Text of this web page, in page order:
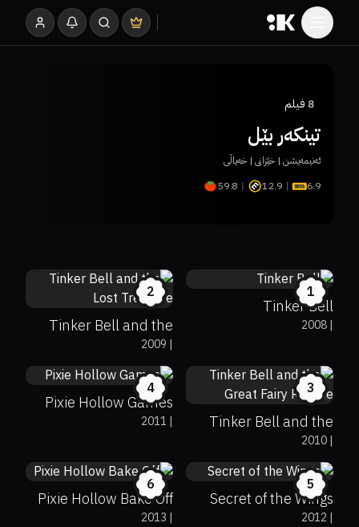
8 فیلم
تینکەر بێل
ئەنیمەیشن | خێزانی | خەیاڵی
6.9
12.9
59.8
1
Tinker Bell
|
2008
2
Tinker Bell and the
Lost Treasure|
2009
3
Tinker Bell and the
Great Fairy Rescue|
2010
7
4
Pixie Hollow Games
|
2011 7
62%
5
Secret of the Wings
|
2012
6.7
6
Pixie Hollow Bake Off
|
2013 6.6